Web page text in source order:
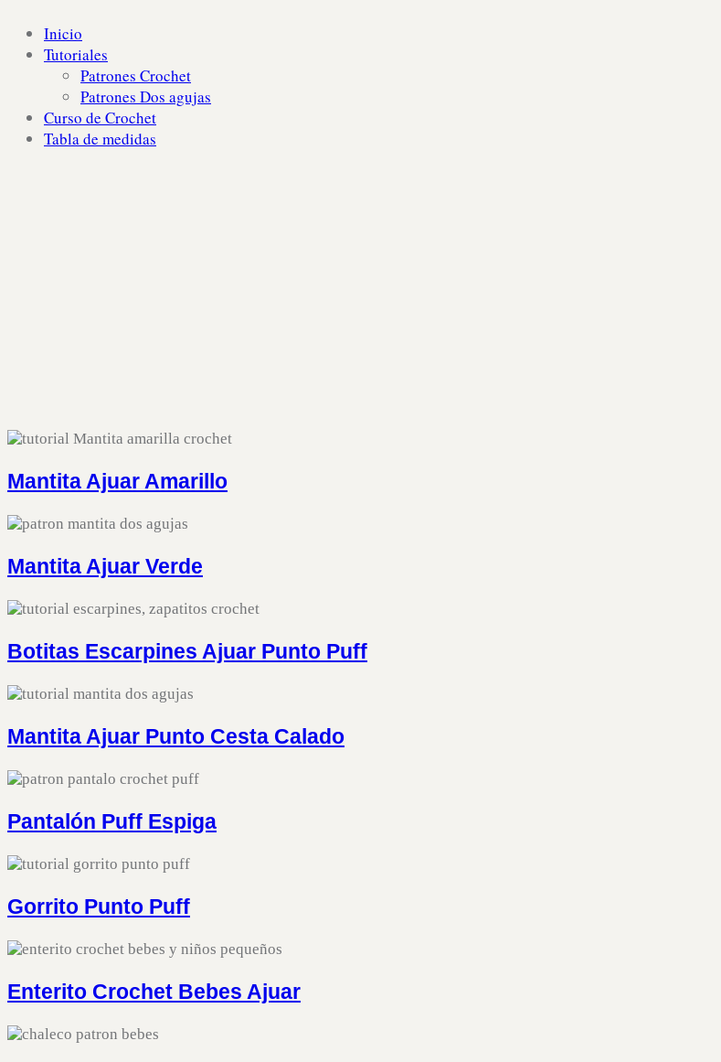
Inicio
Tutoriales
Patrones Crochet
Patrones Dos agujas
Curso de Crochet
Tabla de medidas
Mantita Ajuar Amarillo
Mantita Ajuar Verde
Botitas Escarpines Ajuar Punto Puff
Mantita Ajuar Punto Cesta Calado
Pantalón Puff Espiga
Gorrito Punto Puff
Enterito Crochet Bebes Ajuar